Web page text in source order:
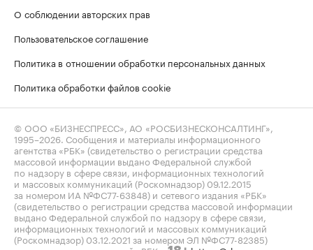
О соблюдении авторских прав
Пользовательское соглашение
Политика в отношении обработки персональных данных
Политика обработки файлов cookie
© ООО «БИЗНЕСПРЕСС», АО «РОСБИЗНЕСКОНСАЛТИНГ»,
1995–2026 . Сообщения и материалы информационного
агентства «РБК» (свидетельство о регистрации средства
массовой информации выдано Федеральной службой
по надзору в сфере связи, информационных технологий
и массовых коммуникаций (Роскомнадзор) 09.12.2015
за номером ИА №ФС77-63848) и сетевого издания «РБК»
(свидетельство о регистрации средства массовой информации
выдано Федеральной службой по надзору в сфере связи,
информационных технологий и массовых коммуникаций
(Роскомнадзор) 03.12.2021 за номером ЭЛ №ФС77-82385)